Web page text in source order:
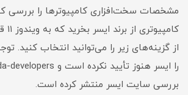
مشخصات سخت‌افزاری کامپیوترها را بررسی
از گزینه‌های زیر را می‌توانید انتخاب کنید.
بررسی سایت ایسر منتشر کرده است.